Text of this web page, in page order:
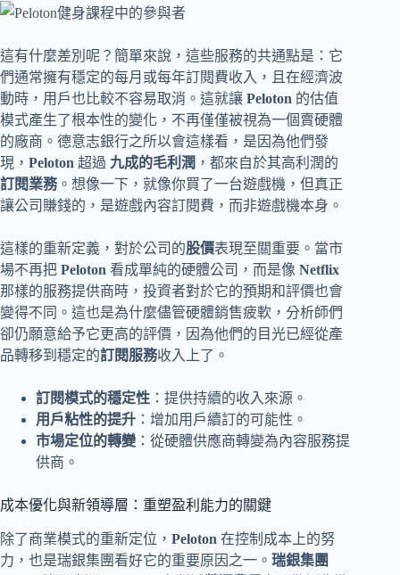
這有什麼差別呢？簡單來說，這些服務的共通點是：它
們通常擁有穩定的每月或每年訂閱費收入，且在經濟波
動時，用戶也比較不容易取消。這就讓 Peloton 的估值
模式產生了根本性的變化，不再僅僅被視為一個賣硬體
的廠商。德意志銀行之所以會這樣看，是因為他們發
現， Peloton 超過 九成的毛利潤 ，都來自於其高利潤的
訂閱業務。想像一下，就像你買了一台遊戲機，但真正
讓公司賺錢的，是遊戲內容訂閱費，而非遊戲機本身。
這樣的重新定義，對於公司的股價表現至關重要。當市
場不再把 Peloton 看成單純的硬體公司，而是像 Netflix
那樣的服務提供商時，投資者對於它的預期和評價也會
變得不同。這也是為什麼儘管硬體銷售疲軟，分析師們
卻仍願意給予它更高的評價，因為他們的目光已經從產
品轉移到穩定的訂閱服務收入上了。
訂閱模式的穩定性 ：提供持續的收入來源。
用戶粘性的提升 ：增加用戶續訂的可能性。
市場定位的轉變 ：從硬體供應商轉變為內容服務提
供商。
成本優化與新領導層：重塑盈利能力的關鍵
除了商業模式的重新定位， Peloton 在控制成本上的努
力，也是瑞銀集團看好它的重要原因之一。 瑞銀集團